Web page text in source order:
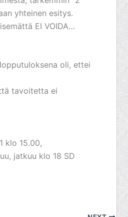
yhteinen esitys.
EI VOIDA…
oli, ettei
tavoitetta ei
klo 15.00,
jatkuu klo 18 SD